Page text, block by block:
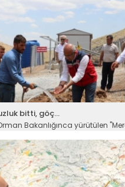
bitti, göç...
Bakanlığınca yürütülen